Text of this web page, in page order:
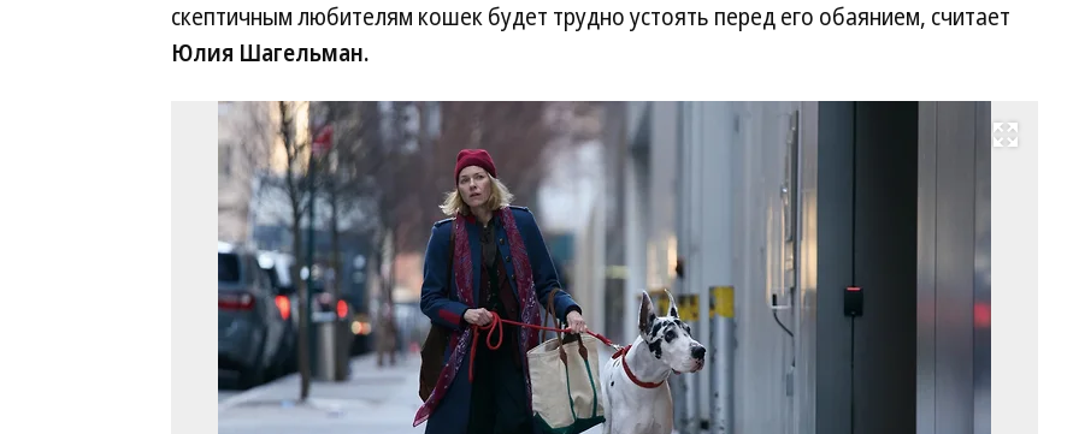
скептичным любителям кошек будет трудно устоять перед его обаянием, считает
Юлия Шагельман.
Развернуть на весь экран